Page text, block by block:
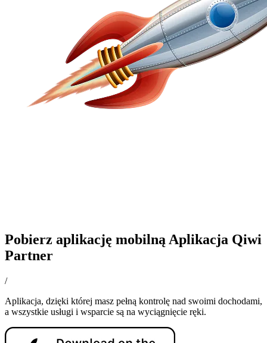
Pobierz aplikację mobilną Aplikacja Qiwi
Partner
/
Aplikacja, dzięki której masz pełną kontrolę nad swoimi dochodami,
a wszystkie usługi i wsparcie są na wyciągnięcie ręki.